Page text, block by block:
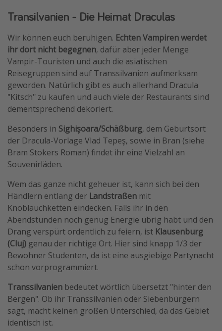
Transilvanien - Die Heimat Draculas
Wir können euch beruhigen. Echten Vampiren werdet
ihr dort nicht begegnen, dafür aber jeder Menge
Vampir-Touristen und auch die asiatischen
Reisegruppen sind auf Transsilvanien aufmerksam
geworden. Natürlich gibt es auch allerhand Dracula
"Kitsch" zu kaufen und auch viele der Restaurants sind
dementsprechend dekoriert.
Besonders in Sighişoara/Schäßburg, dem Geburtsort
der Dracula-Vorlage Vlad Tepeş, sowie in Bran (siehe
Bram Stokers Roman) findet ihr eine Vielzahl an
Souvenirläden.
Wem das ganze nicht geheuer ist, kann sich bei den
Händlern entlang der Landstraßen mit
Knoblauchketten eindecken. Falls ihr in den
Abendstunden noch genug Energie übrig habt und den
Drang verspürt ordentlich zu feiern, ist Klausenburg
(Cluj) genau der richtige Ort. Hier sind knapp 1/3 der
Bewohner Studenten, da ist eine ausgiebige Partynacht
schon vorprogrammiert.
Transsilvanien bedeutet wörtlich übersetzt "hinter den
Bergen". Ob ihr Transsilvanien oder Siebenbürgern
sagt, macht keinen großen Unterschied, da das Gebiet
identisch ist.